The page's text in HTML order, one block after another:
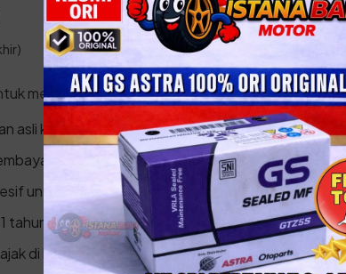
melakukan prosesnya:
asli ke kantor SAMSAT terdekat.
pajak.
untuk verifikasi data.
tahun untuk validasi data kendaraan.
di loket pembayaran/kasir.